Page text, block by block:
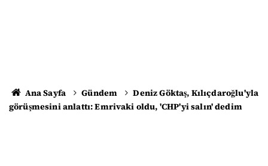
Ana Sayfa Gündem
Deniz Göktaş, Kılıçdaroğlu'yla
görüşmesini anlattı: Emrivaki oldu, 'CHP'yi salın' dedim